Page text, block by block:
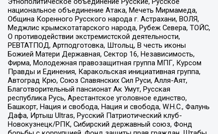
национальное объединение Атака, Мечеть Мирмамеда,
Община Коренного Русского народа г. Астрахани, ВОЛЯ,
Меджлис крымскотатарского народа, Рубеж Севера, ТОЙС,
О противодействии экстремистской деятельности,
РЕВТАТПОД, Артподготовка, Штольц, В честь иконы
Божией Матери Державная, Сектор 16, Независимость,
Фирма, Молодежная правозащитная группа МПГ, Курсом
Правды и Единения, Каракольская инициативная группа,
Автоград Крю, Союз Славянских Сил Руси, Алля-Аят,
Благотворительный пансионат Ак Умут, Русская
республика Русь, Арестантское уголовное единство,
Башкорт, Нация и свобода, Нация и свобода, W.H.С., Фалунь
Дафа, Иртыш Ultras, Русский Патриотический клуб-
Новокузнецк/РПК, Сибирский державный союз, Фонд